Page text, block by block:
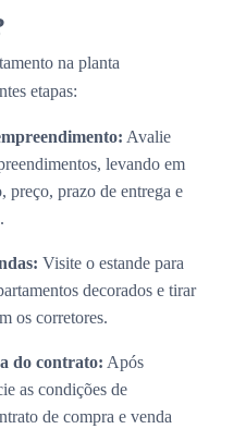
na planta
etapas:
Avalie
levando em
preço, prazo de entrega e
Visite o estande para
decorados e tirar
os corretores.
do contrato: Após
as condições de
de compra e venda